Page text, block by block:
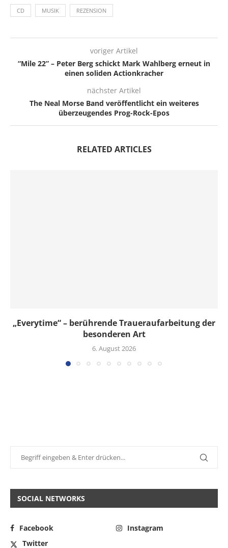
CD MUSIK REZENSION
voriger Artikel
“Mile 22” – Peter Berg schickt Mark Wahlberg erneut in
einen soliden Actionkracher
nächster Artikel
The Neal Morse Band veröffentlicht ein weiteres
überzeugendes Prog-Rock-Epos
RELATED ARTICLES
„Everytime“ – berührende Traueraufarbeitung der
besonderen Art
6. August 2026
SOCIAL NETWORKS
Facebook
Instagram
Twitter